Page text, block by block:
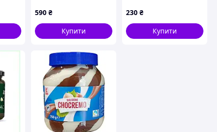
590 ₴
Купити
4K0E0908E7
230 ₴
Купити